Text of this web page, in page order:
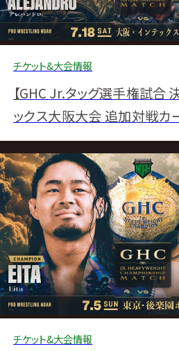
チケット&大会情報
【GHC Jr.タッグ選手権試合
ックス大阪大会 追加対戦カ
せ
チケット&大会情報